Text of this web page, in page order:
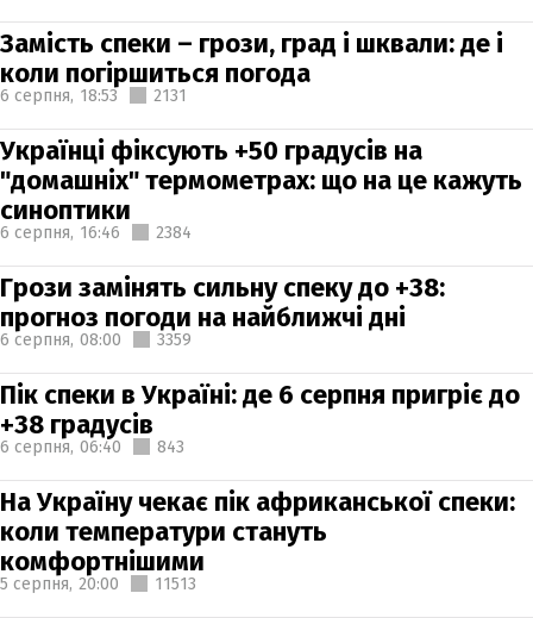
Замість спеки – грози, град і шквали: де і
коли погіршиться погода
6 серпня, 18:53 2131
Українці фіксують +50 градусів на
"домашніх" термометрах: що на це кажуть
синоптики
6 серпня, 16:46 2384
Грози замінять сильну спеку до +38:
прогноз погоди на найближчі дні
6 серпня, 08:00 3359
Пік спеки в Україні: де 6 серпня пригріє до
+38 градусів
6 серпня, 06:40 843
На Україну чекає пік африканської спеки:
коли температури стануть
комфортнішими
5 серпня, 20:00 11513